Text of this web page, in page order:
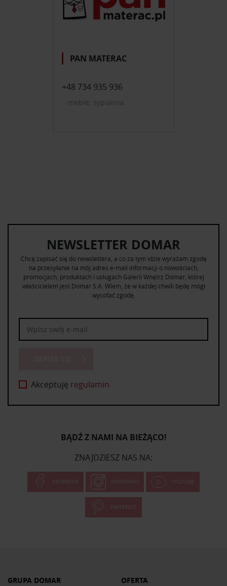
korzystasz z naszej witryny, udostępniamy partnerom
społecznościowym, reklamowym i analitycznym.
korzystania z ich usług.
PAN MATERAC
+48 734 935 936
meble; sypialnia
NEWSLETTER DOMAR
Chcę zapisać się do newslettera, a co za tym idzie wyrażam zgodę
na przesyłanie na mój adres e-mail informacji o nowościach,
promocjach, produktach i usługach Galerii Wnętrz Domar, której
właścicielem jest Domar S.A. Wiem, że w każdej chwili będę mógł
wycofać zgodę.
Akceptuję regulamin
BĄDŹ Z NAMI NA BIEŻĄCO!
ZNAJDZIESZ NAS NA:
FACEBOOK INSTAGRAM YOUTUBE
PINTEREST
GRUPA DOMAR OFERTA